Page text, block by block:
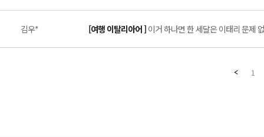
김우* [여행 이탈리아어 ] 이거 하나면 한 세달은 이태리 문제
1